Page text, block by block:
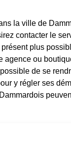
la ville de
contacter le
plus
agence ou
de se
y régler ses